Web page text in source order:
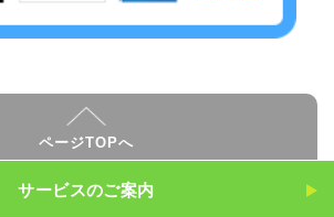
ページTOPへ
サービスのご案内